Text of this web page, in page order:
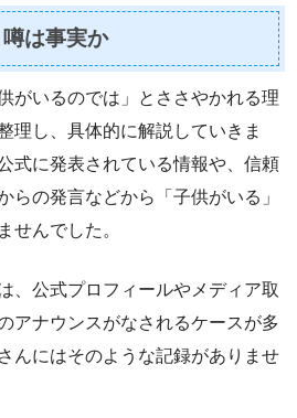
は事実か
がいるのでは」とささやかれる理
理し、具体的に解説していきま
式に発表されている情報や、信頼
らの発言などから「子供がいる」
せんでした。
、公式プロフィールやメディア取
アナウンスがなされるケースが多
んにはそのような記録がありませ